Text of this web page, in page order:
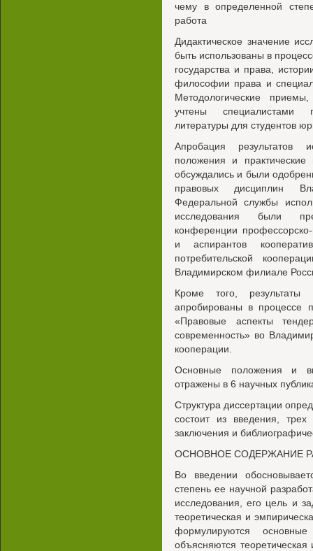
чему в определенной
работа
Дидактическое значение
быть использованы в
государства и права,
философии права и
Методологические
учтены специалистами
литературы для студентов
Апробация результатов
положения и практические
обсуждались и были
правовых дисциплин
Федеральной службы
исследования были
конференции профессорско-
и аспирантов
потребительской
Владимирском филиале
Кроме того, результаты
апробированы в процессе
«Правовые аспекты
современность» во
кооперации.
Основные положения и
отражены в 6 научных
Структура диссертации
состоит из введения,
заключения и
ОСНОВНОЕ СОДЕРЖАНИЕ
Во введении
степень ее научной
исследования, его цель и
теоретическая и
формулируются
объясняются теоретическая